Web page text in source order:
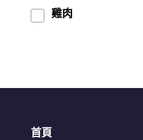
雞肉
首頁